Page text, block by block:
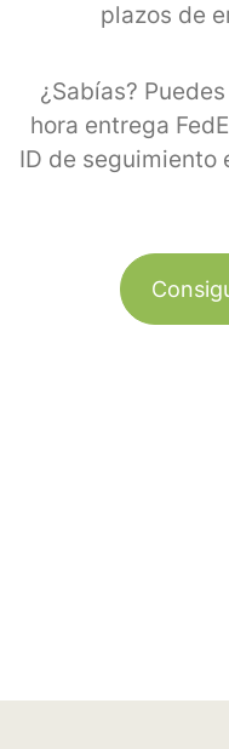
plazos de
¿Sabías?
hora entrega
ID de seguimiento